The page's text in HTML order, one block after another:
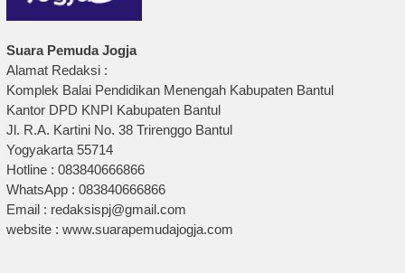
Suara Pemuda Jogja
Alamat Redaksi :
Komplek Balai Pendidikan Menengah Kabupaten Bantul
Kantor DPD KNPI Kabupaten Bantul
Jl. R.A. Kartini No. 38 Trirenggo Bantul
Yogyakarta 55714
Hotline : 083840666866
WhatsApp : 083840666866
Email : redaksispj@gmail.com
website : www.suarapemudajogja.com